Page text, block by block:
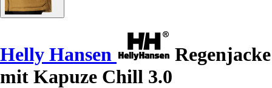
Helly Hansen
Regenjacke
mit Kapuze Chill 3.0